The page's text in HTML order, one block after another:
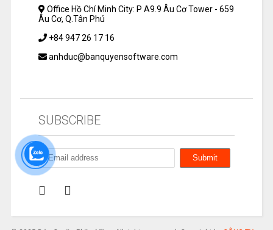
Office Hồ Chí Minh City: P A9.9 Âu Cơ Tower - 659
Âu Cơ, Q.Tân Phú
+84 947 26 17 16
anhduc@banquyensoftware.com
SUBSCRIBE